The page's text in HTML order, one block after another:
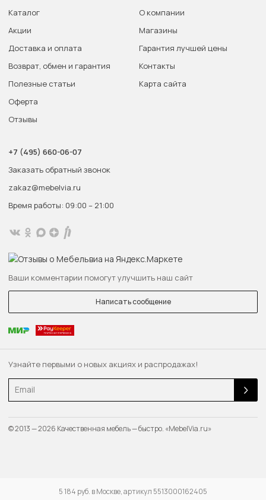
5 184 руб. в Москве, артикул 5513000162405
Узнайте первыми о новых акциях и распродажах!
Email
Каталог
Акции
Доставка и оплата
Возврат, обмен и гарантия
Полезные статьи
Оферта
Отзывы
О компании
Магазины
Гарантия лучшей цены
Контакты
Карта сайта
+7 (495) 660-06-07
Заказать обратный звонок
zakaz@mebelvia.ru
Время работы: 09:00 – 21:00
Ваши комментарии помогут улучшить наш сайт
Написать сообщение
© 2013 — 2026 Качественная мебель — быстро. «MebelVia.ru»